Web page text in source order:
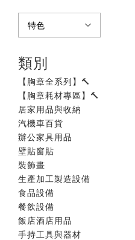
類別
【胸章全系列】🔨
【胸章耗材專區】🔨
居家用品與收納
汽機車百貨
辦公家具用品
壁貼窗貼
裝飾畫
生產加工製造設備
食品設備
餐飲設備
飯店酒店用品
手持工具與器材